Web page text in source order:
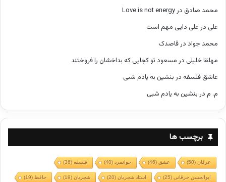
محمد صادق درLove is not energy
علی در علی دایی مهم است
محمد جواد درقاصدک
مهلقا خلیلی در مسعود تو کجایی که بداخشان را فروختند
عاشق فلسفه در بنشین به یادم شبی
م. م در بنشین به یادم شبی
برچسب ها
عرفان(50) عشق (46) جوانمرد (40) فلسفه(36)
ابوالحسن خرقانی(25) استاد شجریان(20) شجریان(19) حافظ (19)